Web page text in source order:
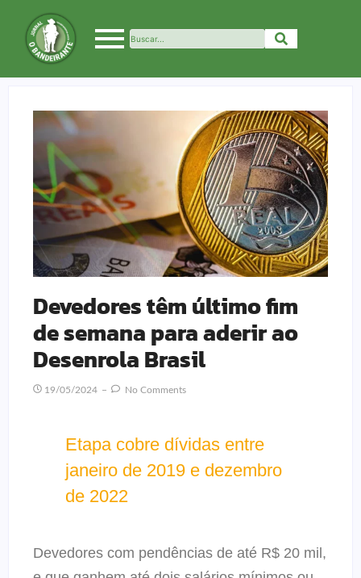
Devedores têm último fim
de semana para aderir ao
Desenrola Brasil
19/05/2024 No Comments
Etapa cobre dívidas entre
janeiro de 2019 e dezembro
de 2022
Devedores com pendências de até R$ 20 mil,